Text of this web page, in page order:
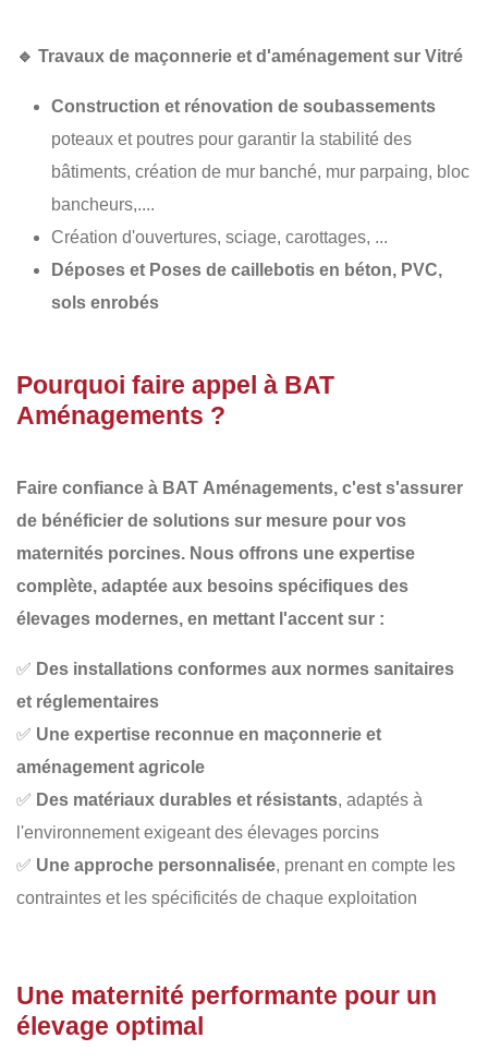
🔹 Travaux de maçonnerie et d'aménagement sur Vitré
Construction et rénovation de soubassements
poteaux et poutres pour garantir la stabilité des
bâtiments, création de mur banché, mur parpaing, bloc
bancheurs,....
Création d'ouvertures, sciage, carottages, ...
Déposes et Poses de caillebotis en béton, PVC,
sols enrobés
Pourquoi faire appel à BAT
Aménagements ?
Faire confiance à BAT Aménagements, c'est s'assurer
de bénéficier de solutions sur mesure pour vos
maternités porcines. Nous offrons une expertise
complète, adaptée aux besoins spécifiques des
élevages modernes, en mettant l'accent sur :
✅ Des installations conformes aux normes sanitaires
et réglementaires
✅ Une expertise reconnue en maçonnerie et
aménagement agricole
✅ Des matériaux durables et résistants, adaptés à
l'environnement exigeant des élevages porcins
✅ Une approche personnalisée, prenant en compte les
contraintes et les spécificités de chaque exploitation
Une maternité performante pour un
élevage optimal